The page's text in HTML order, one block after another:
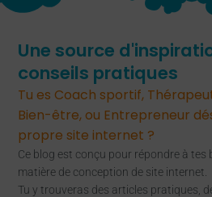
Une source
conseils pratiques
Tu es Coach sportif,
Bien-être, ou Entrepreneur
propre site internet ?
Ce blog est conçu pour répondre à tes
matière de conception de site internet.
Tu y trouveras des articles pratiques,